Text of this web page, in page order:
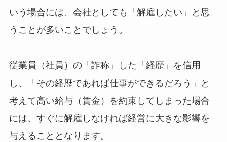
いう場合には、会社としても「解雇したい」と思
うことが多いことでしょう。
従業員（社員）の「詐称」した「経歴」を信用
し、「その経歴であれば仕事ができるだろう」と
考えて高い給与（賃金）を約束してしまった場合
には、すぐに解雇しなければ経営に大きな影響を
与えることとなります。